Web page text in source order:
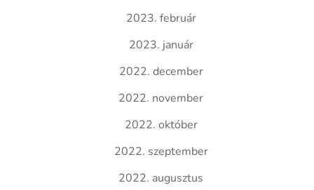
2023. február
2023. január
2022. december
2022. november
2022. október
2022. szeptember
2022. augusztus